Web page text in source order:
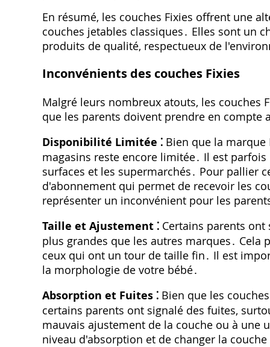
En résumé‚ les couches Fixies offrent une
couches jetables classiques․ Elles sont un
produits de qualité‚ respectueux de
Inconvénients des couches Fixies
Malgré leurs nombreux atouts‚ les couches
que les parents doivent prendre en compte
Disponibilité Limitée ⁚ Bien que la marque
magasins reste encore limitée․ Il est
surfaces et les supermarchés․ Pour pallier
d'abonnement qui permet de recevoir les
représenter un inconvénient pour les
Taille et Ajustement ⁚ Certains parents ont
plus grandes que les autres marques․
ceux qui ont un tour de taille fin․ Il est
la morphologie de votre bébé․
Absorption et Fuites ⁚ Bien que les
certains parents ont signalé des fuites‚
mauvais ajustement de la couche ou à
niveau d'absorption et de changer la